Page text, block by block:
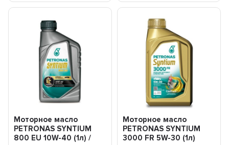
Моторное масло
PETRONAS SYNTIUM
800 EU 10W-40 (1л) /
Моторное масло
PETRONAS SYNTIUM
3000 FR 5W-30 (1л)